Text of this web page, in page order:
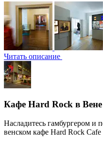
Читать описание
Кафе Hard Rock в Вене
Насладитесь гамбургером и
венском кафе Hard Rock Cafe